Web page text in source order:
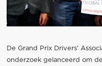
De Grand Prix Drivers’
onderzoek gelanceerd om